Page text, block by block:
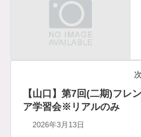
【山口】第7回(二期)フレ
ア学習会※リアルのみ
2026年3月13日